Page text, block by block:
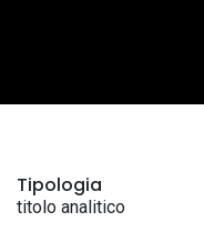
Tipologia
titolo analitico